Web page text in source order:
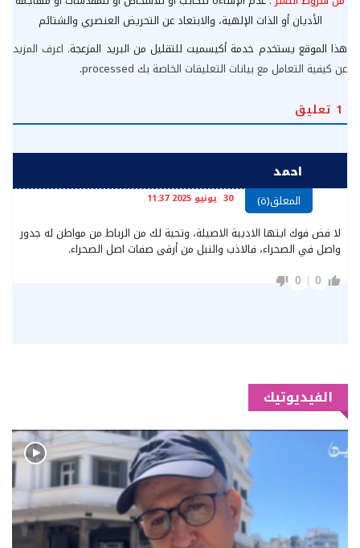
الأديان أو الذات الإلهية، والابتعاد عن التحريض العنصري والشتائم
هذا الموقع يستخدم خدمة أكيسميت للتقليل من البريد المزعجة. اعرف المزيد
عن كيفية التعامل مع بيانات التعليقات الخاصة بك processed
.
1 تعليق
احمد
المعلق(ة) 30 يونيو 2025 11:37
لا فض فوك ايتها الاديبة الاصيلة، وتحية لك من الرباط من مواطن له جدور
واصل في الصحراء، فالاذب والنبل من أرقى صفات اصل الصحراء.
0
0
الفيديوتيك